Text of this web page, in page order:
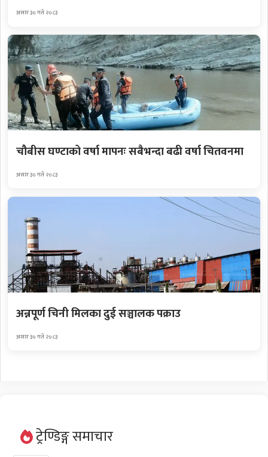
असार ३० गते २०८३
चौबीस घण्टाको वर्षा मापनः सबैभन्दा बढी वर्षा चितवनमा
असार ३० गते २०८३
अन्नपूर्ण चिनी मिलका दुई सञ्चालक पक्राउ
असार ३० गते २०८३
ट्रेण्डिङ्ग समाचार